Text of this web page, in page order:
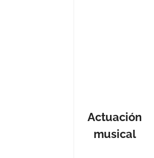
Actuación
musical